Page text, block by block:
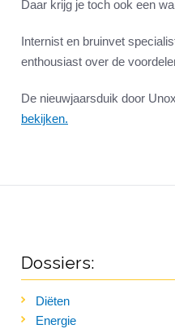
Daar krijg je toch ook een
Internist en bruinvet
enthousiast over de
De nieuwjaarsduik door
bekijken.
Dossiers:
Diëten
Energie